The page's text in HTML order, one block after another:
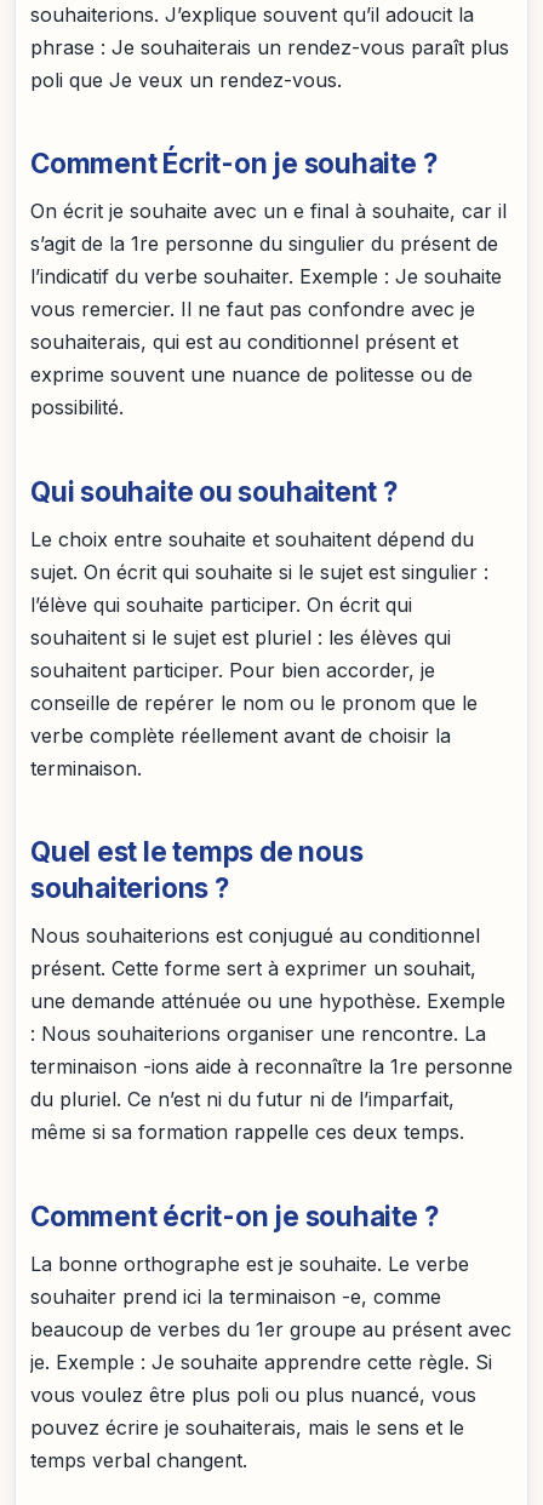
souhaiterions. J’explique souvent qu’il adoucit la
phrase : Je souhaiterais un rendez-vous paraît plus
poli que Je veux un rendez-vous.
Comment Écrit-on je souhaite ?
On écrit je souhaite avec un e final à souhaite, car il
s’agit de la 1re personne du singulier du présent de
l’indicatif du verbe souhaiter. Exemple : Je souhaite
vous remercier. Il ne faut pas confondre avec je
souhaiterais, qui est au conditionnel présent et
exprime souvent une nuance de politesse ou de
possibilité.
Qui souhaite ou souhaitent ?
Le choix entre souhaite et souhaitent dépend du
sujet. On écrit qui souhaite si le sujet est singulier :
l’élève qui souhaite participer. On écrit qui
souhaitent si le sujet est pluriel : les élèves qui
souhaitent participer. Pour bien accorder, je
conseille de repérer le nom ou le pronom que le
verbe complète réellement avant de choisir la
terminaison.
Quel est le temps de nous
souhaiterions ?
Nous souhaiterions est conjugué au conditionnel
présent. Cette forme sert à exprimer un souhait,
une demande atténuée ou une hypothèse. Exemple
: Nous souhaiterions organiser une rencontre. La
terminaison -ions aide à reconnaître la 1re personne
du pluriel. Ce n’est ni du futur ni de l’imparfait,
même si sa formation rappelle ces deux temps.
Comment écrit-on je souhaite ?
La bonne orthographe est je souhaite. Le verbe
souhaiter prend ici la terminaison -e, comme
beaucoup de verbes du 1er groupe au présent avec
je. Exemple : Je souhaite apprendre cette règle. Si
vous voulez être plus poli ou plus nuancé, vous
pouvez écrire je souhaiterais, mais le sens et le
temps verbal changent.